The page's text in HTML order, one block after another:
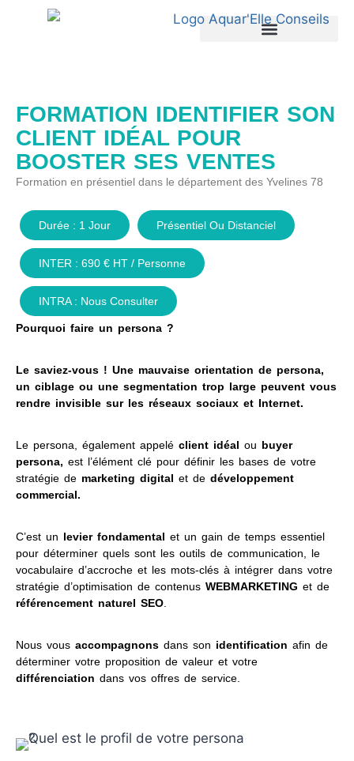
FORMATION IDENTIFIER SON
CLIENT IDÉAL POUR
BOOSTER SES VENTES
Formation en présentiel dans le département des Yvelines 78
Durée : 1 Jour Présentiel Ou Distanciel
INTER : 690 € HT / Personne
INTRA : Nous Consulter
Pourquoi faire un persona ?
Le saviez-vous ! Une mauvaise orientation de persona,
un ciblage ou une segmentation trop large peuvent vous
rendre invisible sur les réseaux sociaux et Internet.
Le persona, également appelé client idéal ou buyer
persona, est l’élément clé pour définir les bases de votre
stratégie de marketing digital et de développement
commercial.
C’est un levier fondamental et un gain de temps essentiel
pour déterminer quels sont les outils de communication, le
vocabulaire d’accroche et les mots-clés à intégrer dans votre
stratégie d’optimisation de contenus WEBMARKETING et de
référencement naturel SEO
Nous vous accompagnons dans son identification afin de
déterminer votre proposition de valeur et votre
différenciation dans vos offres de service.